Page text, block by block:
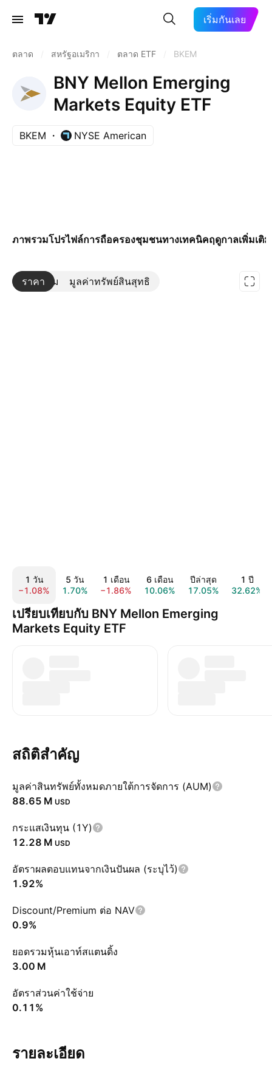
เริ่มกันเลย
ตลาด สหรัฐอเมริกา ตลาด ETF BKEM
BNY Mellon Emerging
Markets Equity ETF
BKEM NYSE American
ภาพรวมโปรไฟล์การถือครองชุมชนทางเทคนิคฤดูกาลเพิ่มเติม
ราคา มูลค่าทรัพย์สินสุทธิ
เพิ่มเติม
1 วัน
−1.08%
5 วัน
1.70%
1 เดือน
−1.86%
6 เดือน
10.06%
ปีล่าสุด
17.05%
1 ปี
32.62%
เปรียบเทียบกับ BNY Mellon Emerging
Markets Equity ETF
สถิติสำคัญ
มูลค่าสินทรัพย์ทั้งหมดภายใต้การจัดการ (AUM)
‪88.65 M‬ USD
กระแสเงินทุน (1Y)
‪12.28 M‬ USD
อัตราผลตอบแทนจากเงินปันผล (ระบุไว้)
1.92%
Discount/Premium ต่อ NAV
0.9%
ยอดรวมหุ้นเอาท์สแตนดิ้ง
‪3.00 M‬
อัตราส่วนค่าใช้จ่าย
0.11%
รายละเอียด